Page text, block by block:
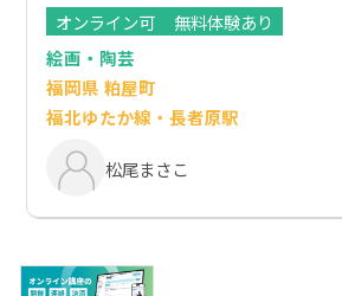
オンライン可
無料体験あり
絵画・陶芸
福岡県 粕屋町
福北ゆたか線・長者原駅
松尾まさこ